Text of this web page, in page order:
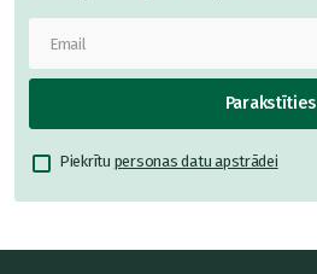
Parakstīties
Piekrītu personas datu apstrādei